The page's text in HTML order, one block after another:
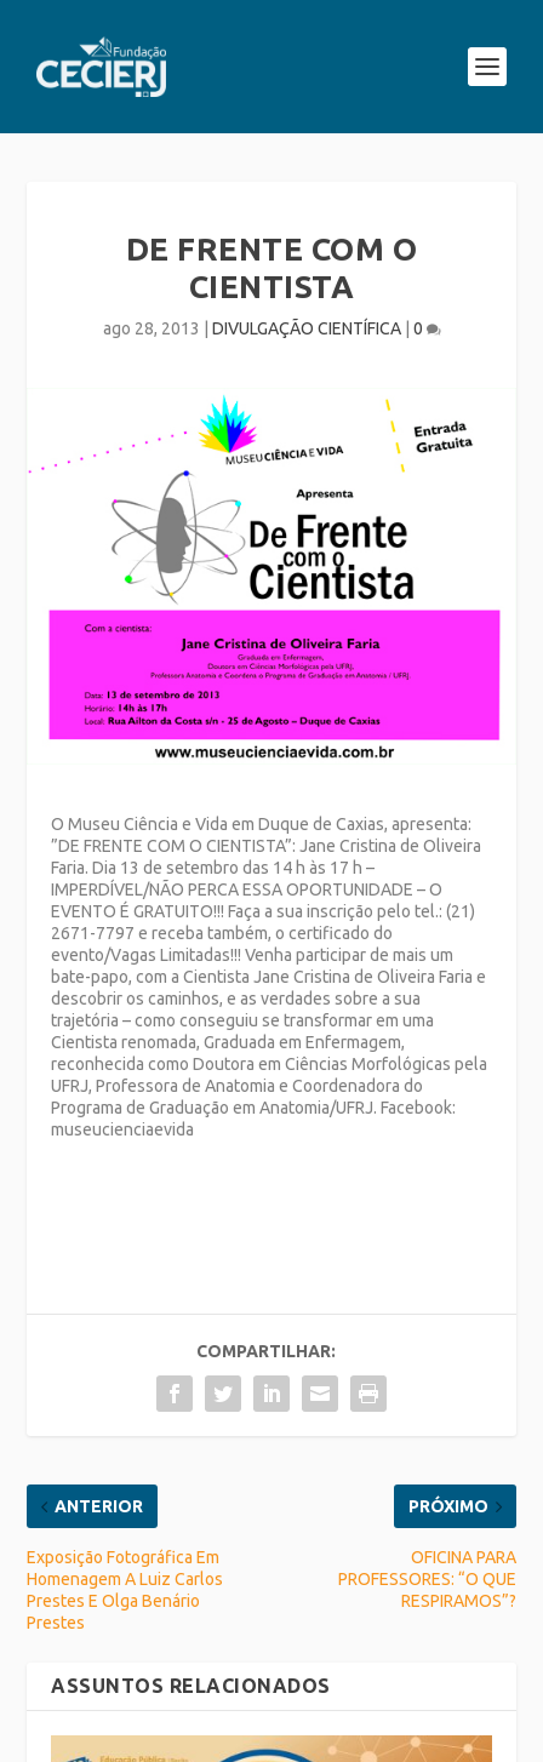
DE FRENTE COM O
CIENTISTA
ago 28, 2013 DIVULGAÇÃO CIENTÍFICA| 0
O Museu Ciência e Vida em Duque de Caxias, apresenta:
”DE FRENTE COM O CIENTISTA”: Jane Cristina de Oliveira
Faria. Dia 13 de setembro das 14 h às 17 h –
IMPERDÍVEL/NÃO PERCA ESSA OPORTUNIDADE – O
EVENTO É GRATUITO!!! Faça a sua inscrição pelo tel.: (21)
2671-7797 e receba também, o certificado do
evento/Vagas Limitadas!!! Venha participar de mais um
bate-papo, com a Cientista Jane Cristina de Oliveira Faria e
descobrir os caminhos, e as verdades sobre a sua
trajetória – como conseguiu se transformar em uma
Cientista renomada, Graduada em Enfermagem,
reconhecida como Doutora em Ciências Morfológicas pela
UFRJ, Professora de Anatomia e Coordenadora do
Programa de Graduação em Anatomia/UFRJ. Facebook:
museucienciaevida
COMPARTILHAR:
ANTERIOR
Exposição Fotográfica Em
Homenagem A Luiz Carlos
Prestes E Olga Benário
Prestes
PRÓXIMO
OFICINA PARA
PROFESSORES: “O QUE
RESPIRAMOS”?
ASSUNTOS RELACIONADOS